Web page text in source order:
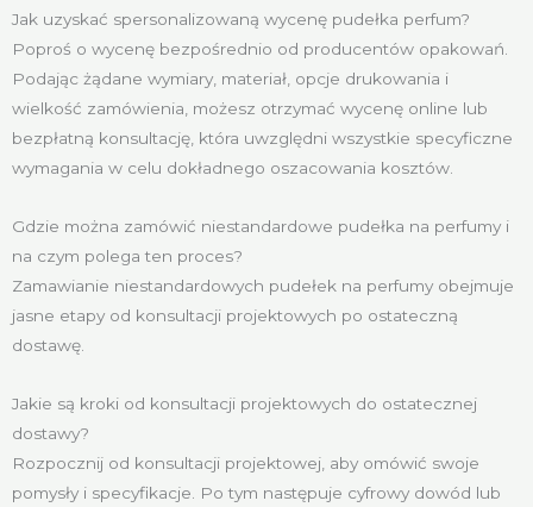
Jak uzyskać spersonalizowaną wycenę pudełka perfum?
Poproś o wycenę bezpośrednio od producentów opakowań.
Podając żądane wymiary, materiał, opcje drukowania i
wielkość zamówienia, możesz otrzymać wycenę online lub
bezpłatną konsultację, która uwzględni wszystkie specyficzne
wymagania w celu dokładnego oszacowania kosztów.
Gdzie można zamówić niestandardowe pudełka na perfumy i
na czym polega ten proces?
Zamawianie niestandardowych pudełek na perfumy obejmuje
jasne etapy od konsultacji projektowych po ostateczną
dostawę.
Jakie są kroki od konsultacji projektowych do ostatecznej
dostawy?
Rozpocznij od konsultacji projektowej, aby omówić swoje
pomysły i specyfikacje. Po tym następuje cyfrowy dowód lub